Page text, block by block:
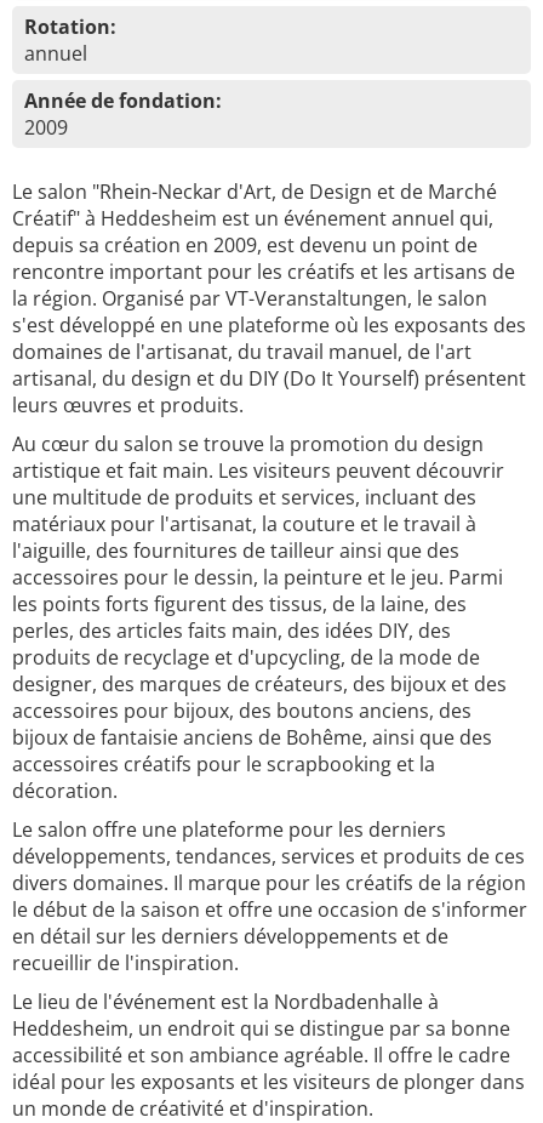
Rotation:
annuel
Année de fondation:
2009
Le salon "Rhein-Neckar d'Art, de Design et de Marché
Créatif" à Heddesheim est un événement annuel qui,
depuis sa création en 2009, est devenu un point de
rencontre important pour les créatifs et les artisans de
la région. Organisé par VT-Veranstaltungen, le salon
s'est développé en une plateforme où les exposants des
domaines de l'artisanat, du travail manuel, de l'art
artisanal, du design et du DIY (Do It Yourself) présentent
leurs œuvres et produits.
Au cœur du salon se trouve la promotion du design
artistique et fait main. Les visiteurs peuvent découvrir
une multitude de produits et services, incluant des
matériaux pour l'artisanat, la couture et le travail à
l'aiguille, des fournitures de tailleur ainsi que des
accessoires pour le dessin, la peinture et le jeu. Parmi
les points forts figurent des tissus, de la laine, des
perles, des articles faits main, des idées DIY, des
produits de recyclage et d'upcycling, de la mode de
designer, des marques de créateurs, des bijoux et des
accessoires pour bijoux, des boutons anciens, des
bijoux de fantaisie anciens de Bohême, ainsi que des
accessoires créatifs pour le scrapbooking et la
décoration.
Le salon offre une plateforme pour les derniers
développements, tendances, services et produits de ces
divers domaines. Il marque pour les créatifs de la région
le début de la saison et offre une occasion de s'informer
en détail sur les derniers développements et de
recueillir de l'inspiration.
Le lieu de l'événement est la Nordbadenhalle à
Heddesheim, un endroit qui se distingue par sa bonne
accessibilité et son ambiance agréable. Il offre le cadre
idéal pour les exposants et les visiteurs de plonger dans
un monde de créativité et d'inspiration.